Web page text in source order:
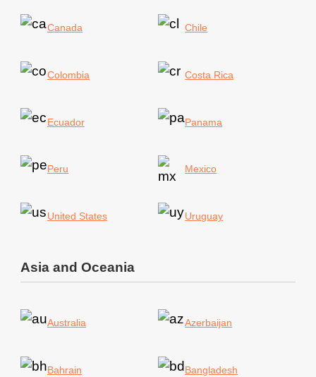
Canada Chile
Colombia Costa Rica
Ecuador Panama
Peru Mexico
United States Uruguay
Asia and Oceania
Australia Azerbaijan
Bahrain Bangladesh